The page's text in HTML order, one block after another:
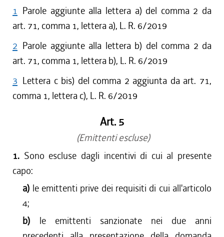
1 Parole aggiunte alla lettera a) del comma 2 da
art. 71, comma 1, lettera a), L. R. 6/2019
2 Parole aggiunte alla lettera b) del comma 2 da
art. 71, comma 1, lettera b), L. R. 6/2019
3 Lettera c bis) del comma 2 aggiunta da art. 71,
comma 1, lettera c), L. R. 6/2019
Art. 5
(Emittenti escluse)
1. Sono escluse dagli incentivi di cui al presente
capo:
a) le emittenti prive dei requisiti di cui all'articolo
4;
b) le emittenti sanzionate nei due anni